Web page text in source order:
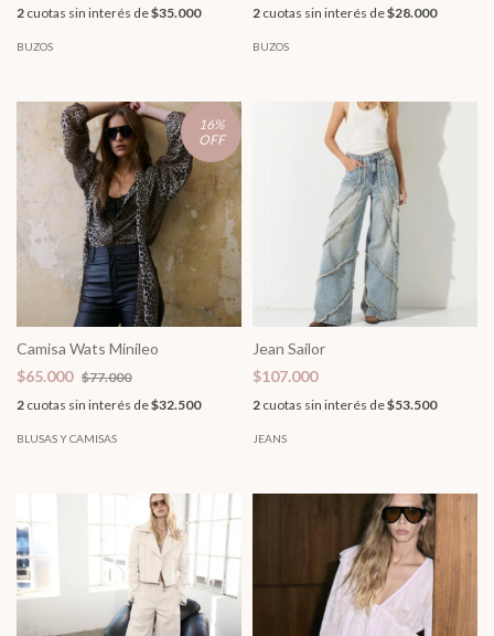
2 cuotas sin interés de$35.000
BUZOS
2 cuotas sin interés de$28.000
BUZOS
16%
OFF
Camisa Wats Minileo
$65.000 $77.000
2 cuotas sin interés de$32.500
BLUSAS Y CAMISAS
Jean Sailor
$107.000
2 cuotas sin interés de$53.500
JEANS